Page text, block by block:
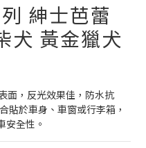
紳士芭蕾
犬 黃金獵犬
面，反光效果佳，防水抗
貼於車身、車窗或行李箱，
安全性。